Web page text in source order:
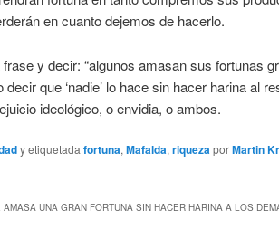
en cuanto dejemos de hacerlo.
y decir: “algunos amasan sus fortunas
que ‘nadie’ lo hace sin hacer harina al
ideológico, o envidia, o ambos.
y etiquetada fortuna, Mafalda, riquezaporMartin
UNA GRAN FORTUNA SIN HACER HARINA A LOS